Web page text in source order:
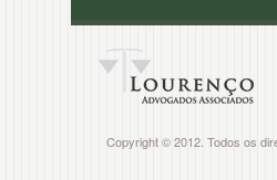
Copyright © 2012. Todos os